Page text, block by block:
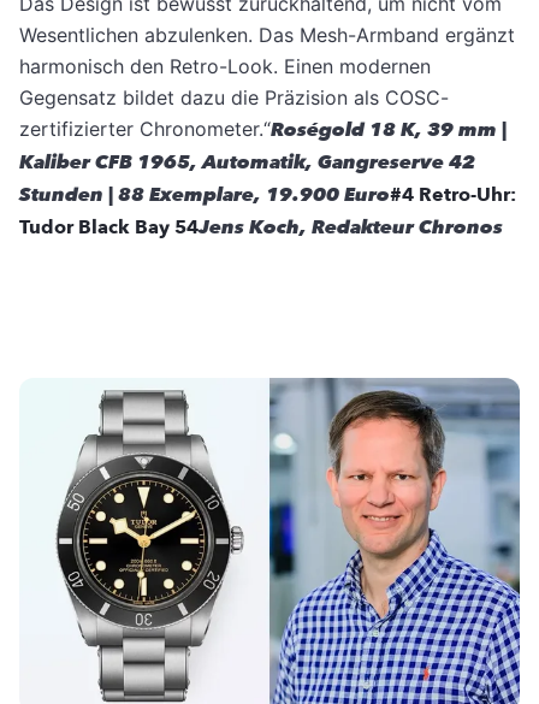
Wesentlichen abzulenken. Das Mesh-Armband ergänzt
harmonisch den Retro-Look. Einen modernen
Gegensatz bildet dazu die Präzision als COSC-
zertifizierter Chronometer.“Roségold 18 K, 39 mm |
Kaliber CFB 1965, Automatik, Gangreserve 42
Stunden | 88 Exemplare, 19.900 Euro#4 Retro-Uhr:
Tudor Black Bay 54Jens Koch, Redakteur Chronos